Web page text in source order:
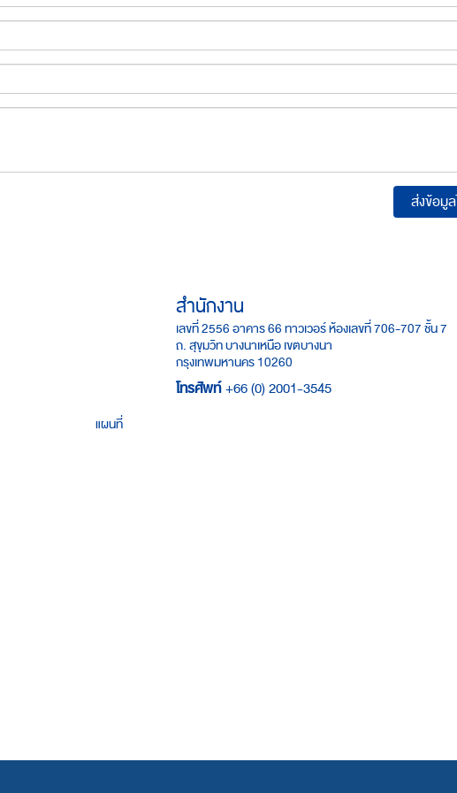
ส่งข้อมู
แผนที่
สำนักงาน
เลขที่ 2556 อาคาร 66 ทาวเวอร์ ห้องเลขที่ 706-707 ชั้น 7
ถ. สุขุมวิท บางนาเหนือ เขตบางนา
กรุงเทพมหานคร 10260
โทรศัพท์ +66 (0) 2001-3545